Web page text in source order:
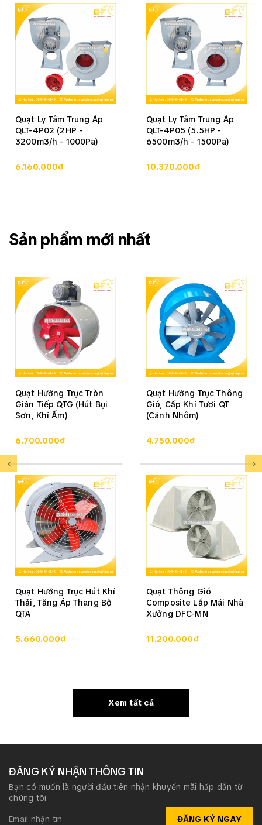
(BHF Việt Nam cung cấp quạt ly tâm cao áp công
suất 25HP để thổi hầm lò cho nhà máy sản xuất
sắt thép Đông Nam Á tại Buôn Ma Thuột, Đắk Lắk)
Quạt Ly Tâm Trung Áp
QLT-4P02 (2HP -
3200m3/h - 1000Pa)
6.160.000₫
Quạt Ly Tâm Trung Áp
QLT-4P05 (5.5HP -
6500m3/h - 1500Pa)
10.370.000₫
Sản phẩm mới nhất
Quạt Hướng Trục Tròn
Gián Tiếp QTG (Hút Bụi
Sơn, Khí Ẩm)
6.700.000₫
Quạt Hướng Trục Hút Khí
Thải, Tăng Áp Thang Bộ
QTA
5.660.000₫
Quạt Hướng Trục Thông
Gió, Cấp Khí Tươi QT
(Cánh Nhôm)
4.750.000₫
Quạt Thông Gió
Composite Lắp Mái Nhà
Xưởng DFC-MN
11.200.000₫
Xem tất cả
ĐĂNG KÝ NHẬN THÔNG TIN
Bạn có muốn là người đầu tiên nhận khuyến mãi hấp dẫn từ
chúng tôi
ĐĂNG KÝ NGAY